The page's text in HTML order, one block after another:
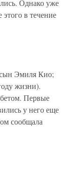
Однако уже
в течение
Эмиля Кио;
жизни).
Первые
у него еще
сообщала